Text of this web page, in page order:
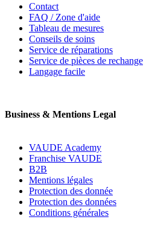
Contact
FAQ / Zone d'aide
Tableau de mesures
Conseils de soins
Service de réparations
Service de pièces de rechange
Langage facile
Business & Mentions Legal
VAUDE Academy
Franchise VAUDE
B2B
Mentions légales
Protection des donnée
Protection des données
Conditions générales